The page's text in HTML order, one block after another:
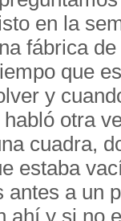
en la
fábrica de
que
y
otra
cuadra,
estaba
a un
ahí y si no